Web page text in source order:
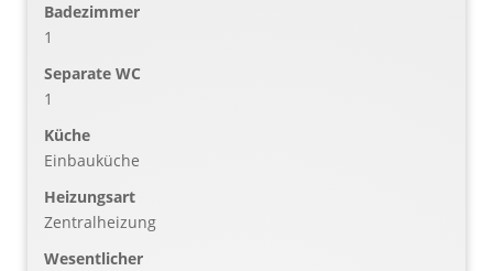
Badezimmer
1
Separate WC
1
Küche
Einbauküche
Heizungsart
Zentralheizung
Wesentlicher